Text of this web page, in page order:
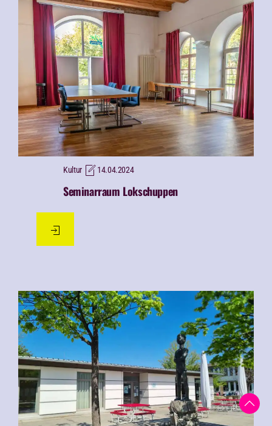
Kultur 14.04.2024
Seminarraum Lokschuppen